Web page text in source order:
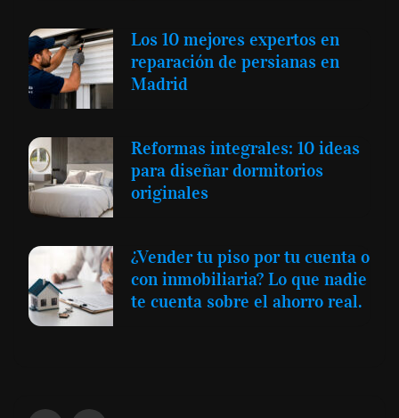
Los 10 mejores expertos en
reparación de persianas en
Madrid
Reformas integrales: 10 ideas
para diseñar dormitorios
originales
¿Vender tu piso por tu cuenta o
con inmobiliaria? Lo que nadie
te cuenta sobre el ahorro real.